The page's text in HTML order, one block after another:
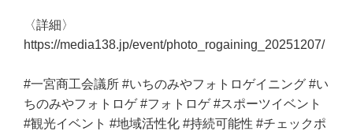
〈詳細〉
https://media138.jp/event/photo_rogaining_20251207/
#一宮商工会議所 #いちのみやフォトロゲイニング #い
ちのみやフォトロゲ #フォトロゲ #スポーツイベント
#観光イベント #地域活性化 #持続可能性 #チェックポ